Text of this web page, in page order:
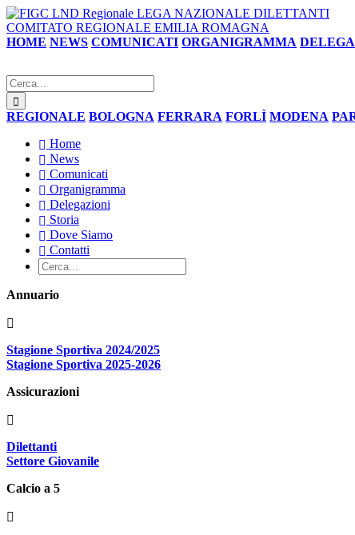
LEGA NAZIONALE DILETTANTI
COMITATO REGIONALE EMILIA ROMAGNA
HOME NEWS COMUNICATI ORGANIGRAMMA
REGIONALE BOLOGNA FERRARA FORLÌ MODENA
Home
News
Comunicati
Organigramma
Delegazioni
Storia
Dove Siamo
Contatti
Annuario
Stagione Sportiva 2024/2025
Stagione Sportiva 2025-2026
Assicurazioni
Dilettanti
Settore Giovanile
Calcio a 5